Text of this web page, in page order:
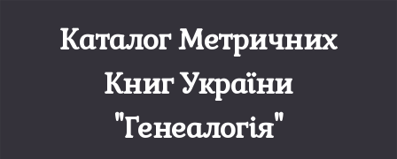
Каталог Метричних
Книг України
"Генеалогія"